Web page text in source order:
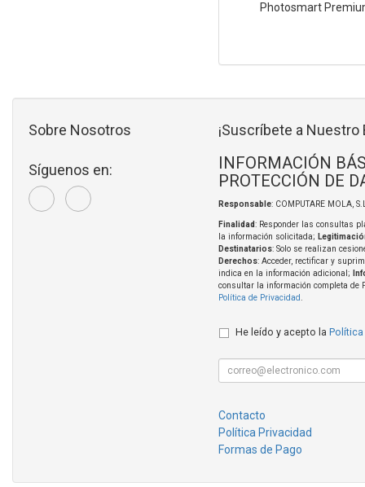
Photosmart
Sobre Nosotros
Síguenos en:
¡Suscríbete a Nuestro
INFORMACIÓN
PROTECCIÓN DE
Responsable: COMPUTARE MOLA,
Finalidad: Responder las consultas
la información solicitada;
Destinatarios: Solo se realizan
Derechos: Acceder, rectificar y
indica en la información adicional;
consultar la información completa de
Política de Privacidad
He leído y acepto la Política
Contacto
Política Privacidad
Formas de Pago